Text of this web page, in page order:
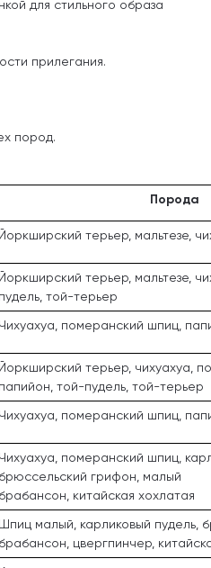
для стильного образа
прилегания.
пород.
Порода
Йоркширский терьер, мальтезе,
Йоркширский терьер, мальтезе,
пудель, той-терьер
Чихуахуа, померанский шпиц,
Йоркширский терьер, чихуахуа,
папийон, той-пудель, той-терьер
Чихуахуа, померанский шпиц,
Чихуахуа, померанский шпиц,
брюссельский грифон, малый
брабансон, китайская хохлатая
Шпиц малый, карликовый пудель,
брабансон, цвергпинчер,